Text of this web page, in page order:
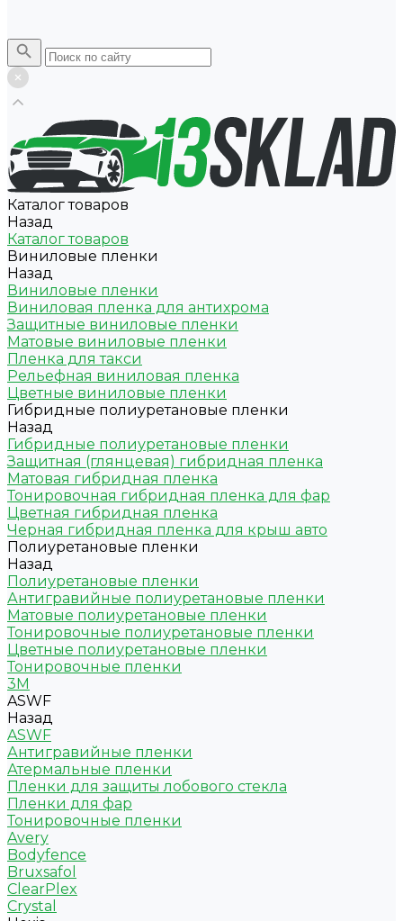
Каталог товаров
Назад
Каталог товаров
Виниловые пленки
Назад
Виниловые пленки
Виниловая пленка для антихрома
Защитные виниловые пленки
Матовые виниловые пленки
Пленка для такси
Рельефная виниловая пленка
Цветные виниловые пленки
Гибридные полиуретановые пленки
Назад
Гибридные полиуретановые пленки
Защитная (глянцевая) гибридная пленка
Матовая гибридная пленка
Тонировочная гибридная пленка для фар
Цветная гибридная пленка
Черная гибридная пленка для крыш авто
Полиуретановые пленки
Назад
Полиуретановые пленки
Антигравийные полиуретановые пленки
Матовые полиуретановые пленки
Тонировочные полиуретановые пленки
Цветные полиуретановые пленки
Тонировочные пленки
3M
ASWF
Назад
ASWF
Антигравийные пленки
Атермальные пленки
Пленки для защиты лобового стекла
Пленки для фар
Тонировочные пленки
Avery
Bodyfence
Bruxsafol
ClearPlex
Crystal